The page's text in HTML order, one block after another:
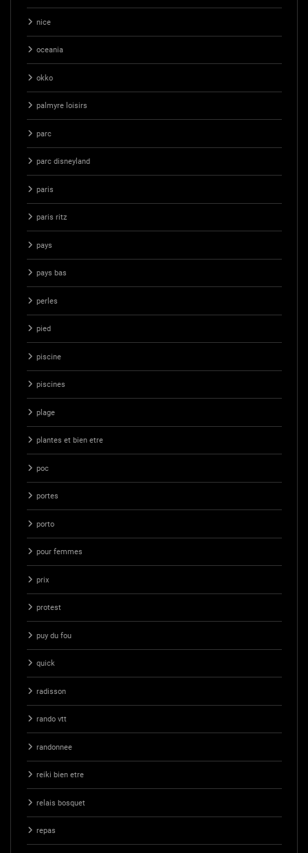
nice
oceania
okko
palmyre loisirs
parc
parc disneyland
paris
paris ritz
pays
pays bas
perles
pied
piscine
piscines
plage
plantes et bien etre
poc
portes
porto
pour femmes
prix
protest
puy du fou
quick
radisson
rando vtt
randonnee
reiki bien etre
relais bosquet
repas